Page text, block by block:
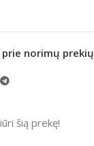
norimų prekių
šią prekę!